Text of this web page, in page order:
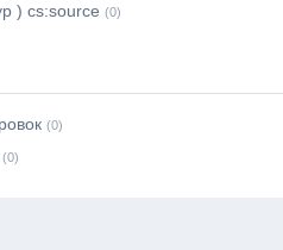
) cs:source (0)
(0)
(0)